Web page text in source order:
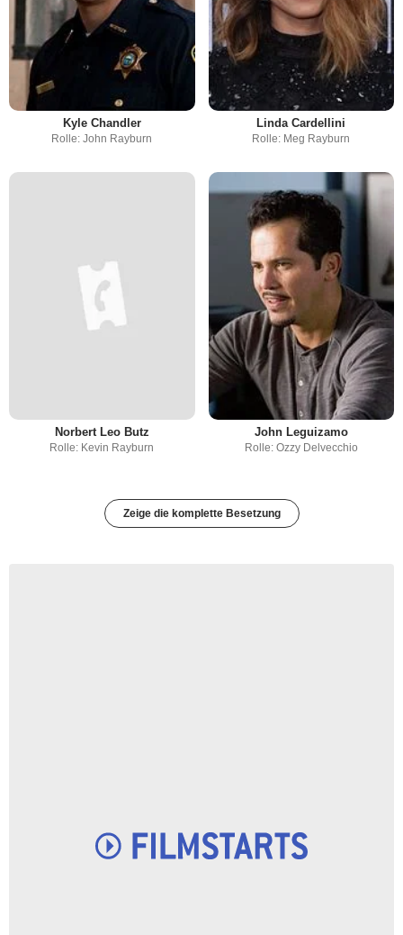
Kyle Chandler
Rolle: John Rayburn
Linda Cardellini
Rolle: Meg Rayburn
Norbert Leo Butz
Rolle: Kevin Rayburn
John Leguizamo
Rolle: Ozzy Delvecchio
Zeige die komplette Besetzung